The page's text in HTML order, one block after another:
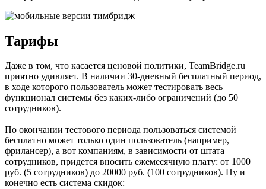
Тарифы
Даже в том, что касается ценовой политики, TeamBridge.ru
приятно удивляет. В наличии 30-дневный бесплатный период,
в ходе которого пользователь может тестировать весь
функционал системы без каких-либо ограничений (до 50
сотрудников).
По окончании тестового периода пользоваться системой
бесплатно может только один пользователь (например,
фрилансер), а вот компаниям, в зависимости от штата
сотрудников, придется вносить ежемесячную плату: от 1000
руб. (5 сотрудников) до 20000 руб. (100 сотрудников). Ну и
конечно есть система скидок: